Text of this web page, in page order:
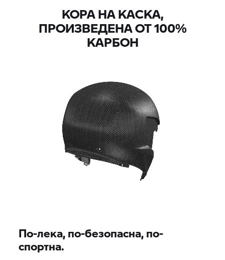
КОРА НА КАСКА,
ПРОИЗВЕДЕНА ОТ 100%
КАРБОН
По-лека, по-безопасна, по-
спортна.